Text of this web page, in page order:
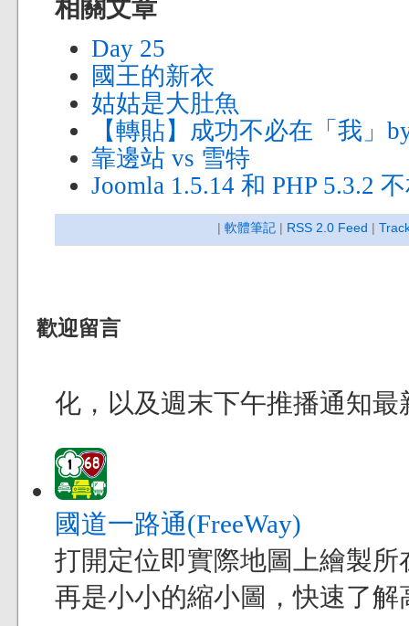
相關文章
Day 25
國王的新衣
姑姑是大肚魚
【轉貼】成功不必在「我」
靠邊站 vs 雪特
Joomla 1.5.14 和 PHP 5.3.2
| 軟體筆記 | RSS 2.0 Feed |
歡迎留言
化，以及週末下午推播通知
國道一路通(FreeWay)
打開定位即實際地圖上繪製
再是小小的縮小圖，快速了